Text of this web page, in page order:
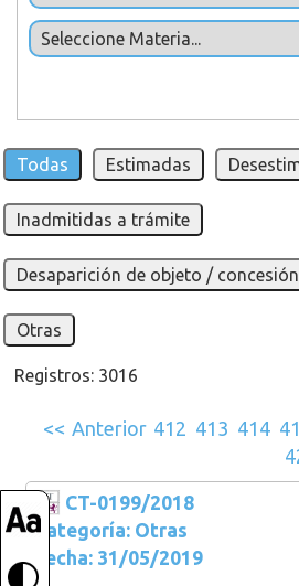
Todas Estimadas
Inadmitidas a trámite
Desaparición de objeto /
Otras
Registros: 3016
<< Anterior 412 413 414
CT-0199/2018
Categoría: Otras
Fecha: 31/05/2019